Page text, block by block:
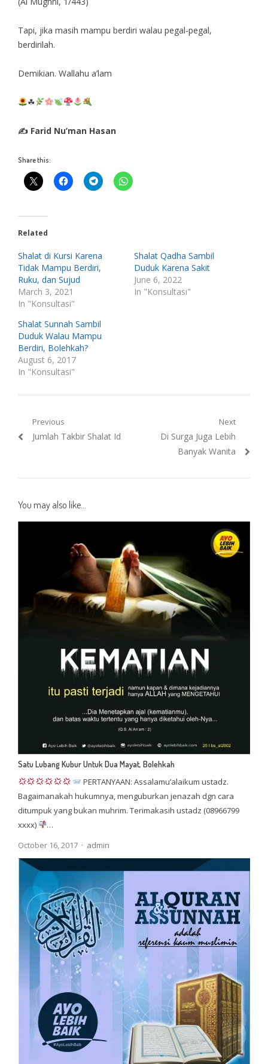
Tapi, jika masih mampu berdiri walau pegal-pegal,
berdirilah.
Demikian. Wallahu a’lam
☘
✍ Farid Nu’man Hasan
Share this:
Related
Shalat di Kursi Karena
Tidak Mampu Berdiri,
Ruku, dan Sujud
March 3, 2021
In "Konsultasi"
Shalat Qadha Sambil
Duduk Karena Sakit
June 6, 2022
In "Konsultasi"
Shalat Sunnah Sambil
Duduk Walau Mampu
Berdiri, Bolehkah?
August 6, 2017
In "Konsultasi"
Post
navigation
Previous
Previous
Jumlah Takbir Shalat Id
Next
Next
Di Surga Juga Lebih
Banyak Wanita
You may also like...
Satu Lubang Kubur Untuk Dua Mayat, Bolehkah
PERTANYAAN: Assalamu’alaikum ustadz.
Bagaimanakah hukumnya, menguburkan jenazah dgn cara
ditumpuk yang bukan muhrim. Terimakasih ustadz (08966799
xxxx)
…
October 16, 2017
Author
admin